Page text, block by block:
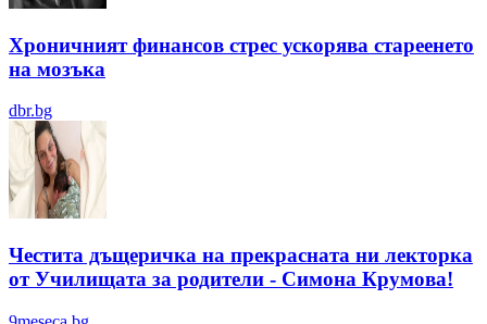
Хроничният финансов стрес ускорява стареенето
на мозъка
dbr.bg
Честита дъщеричка на прекрасната ни лекторка
от Училищата за родители - Симона Крумова!